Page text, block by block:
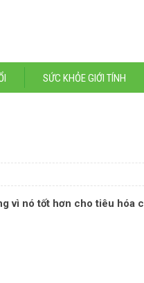
SỨC KHỎE GIỚI TÍNH
vì nó tốt hơn cho tiêu hóa